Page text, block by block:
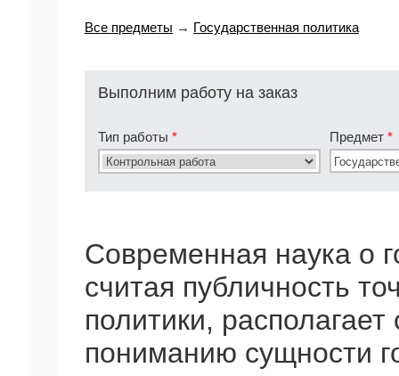
Все предметы → Государственная политика
Выполним работу на заказ
Тип работы * Предмет *
Современная наука о
считая публичность
политики,
пониманию сущности